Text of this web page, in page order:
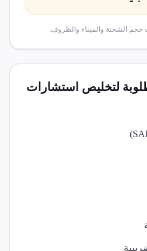
حجم الشحنة والميناء والظروف.
لتخليص استشارات